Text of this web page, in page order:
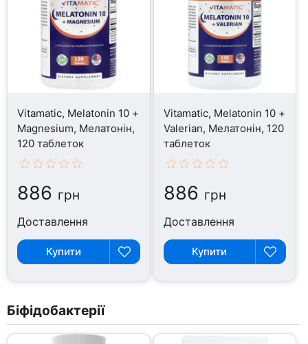
Vitamatic, Melatonin 10 +
Magnesium, Мелатонін,
120 таблеток
886 грн
Доставлення
Купити
Vitamatic, Melatonin 10 +
Valerian, Мелатонін, 120
таблеток
886 грн
Доставлення
Купити
Біфідобактерії